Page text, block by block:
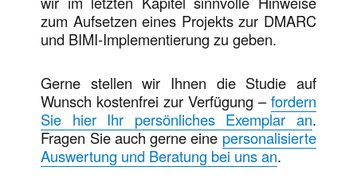
zum Aufsetzen eines Projekts zur DMARC
und BIMI-Implementierung zu geben.
Gerne stellen wir Ihnen die Studie auf
Wunsch kostenfrei zur Verfügung –fordern
Sie hier Ihr persönliches Exemplar an.
Fragen Sie auch gerne eine personalisierte
Auswertung und Beratung bei uns an.